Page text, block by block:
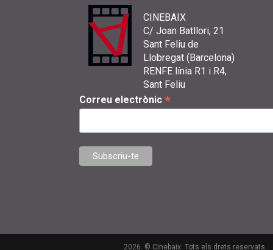
CINEBAIX
C/ Joan Batllori, 21
Sant Feliu de
Llobregat (Barcelona)
RENFE línia R1 i R4,
Sant Feliu
Correu electrònic *
2026. © Cinebaix. Tots els drets reservats.